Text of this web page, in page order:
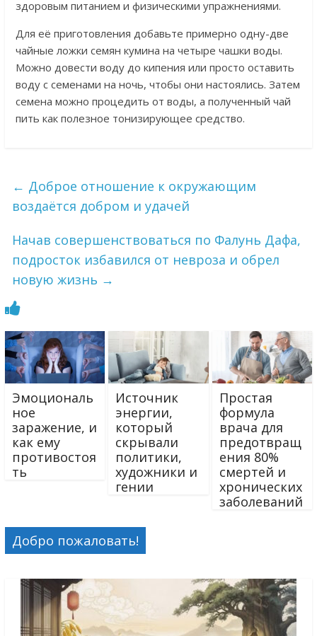
здоровым питанием и физическими упражнениями.
Для её приготовления добавьте примерно одну-две
чайные ложки семян кумина на четыре чашки воды.
Можно довести воду до кипения или просто оставить
воду с семенами на ночь, чтобы они настоялись. Затем
семена можно процедить от воды, а полученный чай
пить как полезное тонизирующее средство.
← Доброе отношение к окружающим
воздаётся добром и удачей
Начав совершенствоваться по Фалунь Дафа,
подросток избавился от невроза и обрел
новую жизнь →
Эмоциональ
ное
заражение, и
как ему
противостоя
ть
Источник
энергии,
который
скрывали
политики,
художники и
гении
Простая
формула
врача для
предотвращ
ения 80%
смертей и
хронических
заболеваний
Добро пожаловать!